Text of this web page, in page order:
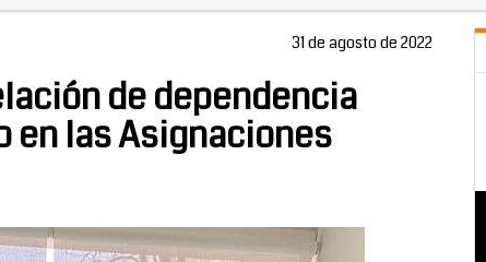
31 de agosto de 2022
de dependencia
en las Asignaciones